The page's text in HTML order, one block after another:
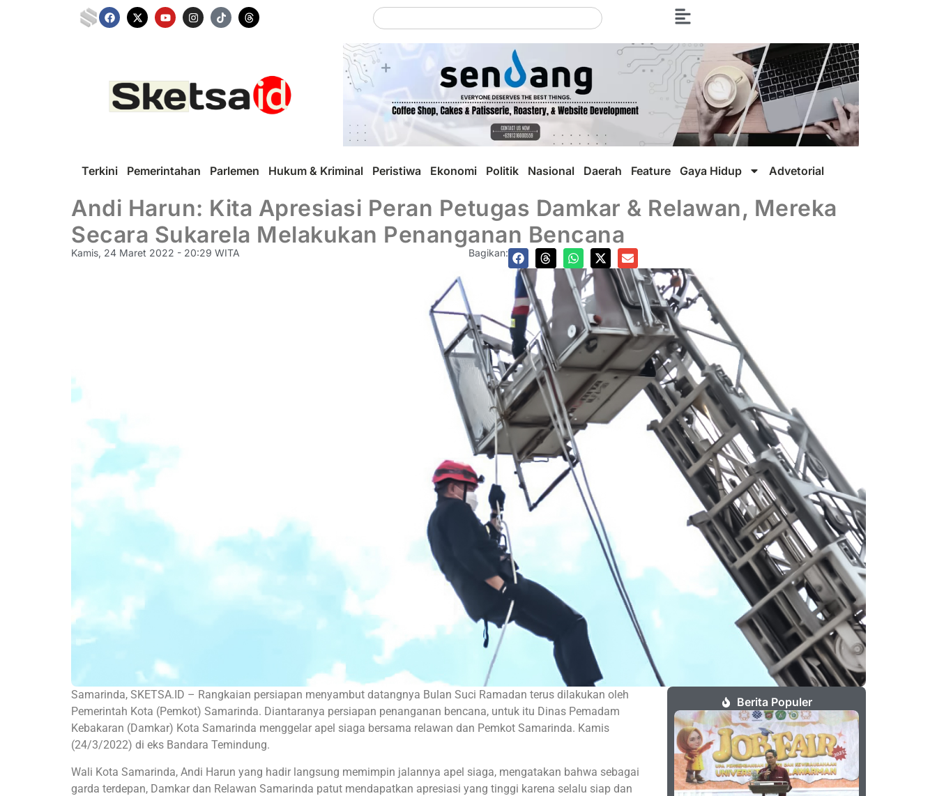
Terkini Pemerintahan Parlemen Hukum & Kriminal Peristiwa Ekonomi Politik Nasional Daerah Feature Gaya Hidup Advetorial
Andi Harun: Kita Apresiasi Peran Petugas Damkar & Relawan, Mereka
Secara Sukarela Melakukan Penanganan Bencana
Kamis, 24 Maret 2022 - 20:29 WITA Bagikan:
Samarinda, SKETSA.ID – Rangkaian persiapan menyambut datangnya Bulan Suci Ramadan terus dilakukan oleh
Pemerintah Kota (Pemkot) Samarinda. Diantaranya persiapan penanganan bencana, untuk itu Dinas Pemadam
Kebakaran (Damkar) Kota Samarinda menggelar apel siaga bersama relawan dan Pemkot Samarinda. Kamis
(24/3/2022) di eks Bandara Temindung.
Wali Kota Samarinda, Andi Harun yang hadir langsung memimpin jalannya apel siaga, mengatakan bahwa sebagai
garda terdepan, Damkar dan Relawan Samarinda patut mendapatkan apresiasi yang tinggi karena selalu siap dan
Berita Populer